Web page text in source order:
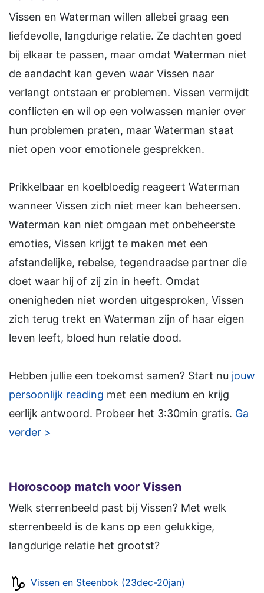
Vissen en Waterman willen allebei graag een
liefdevolle, langdurige relatie. Ze dachten goed
bij elkaar te passen, maar omdat Waterman niet
de aandacht kan geven waar Vissen naar
verlangt ontstaan er problemen. Vissen vermijdt
conflicten en wil op een volwassen manier over
hun problemen praten, maar Waterman staat
niet open voor emotionele gesprekken.
Prikkelbaar en koelbloedig reageert Waterman
wanneer Vissen zich niet meer kan beheersen.
Waterman kan niet omgaan met onbeheerste
emoties, Vissen krijgt te maken met een
afstandelijke, rebelse, tegendraadse partner die
doet waar hij of zij zin in heeft. Omdat
onenigheden niet worden uitgesproken, Vissen
zich terug trekt en Waterman zijn of haar eigen
leven leeft, bloed hun relatie dood.
Hebben jullie een toekomst samen? Start nu jouw
persoonlijk reading met een medium en krijg
eerlijk antwoord. Probeer het 3:30min gratis. Ga
verder >
Horoscoop match voor Vissen
Welk sterrenbeeld past bij Vissen? Met welk
sterrenbeeld is de kans op een gelukkige,
langdurige relatie het grootst?
Vissen en Steenbok (23dec-20jan)